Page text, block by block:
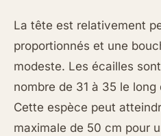
La tête est relativement
proportionnés et une
modeste. Les écailles
nombre de 31 à 35 le
Cette espèce peut
maximale de 50 cm pour